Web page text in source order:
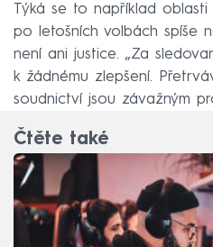
Týká se to například
po letošních volbách spíše
není ani justice. „Za
k žádnému zlepšení.
soudnictví jsou závažným
Čtěte také